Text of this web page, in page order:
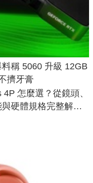
稱 5060 升級 12GB
擠牙膏
怎麼選？從鏡頭、
硬體規格完整解